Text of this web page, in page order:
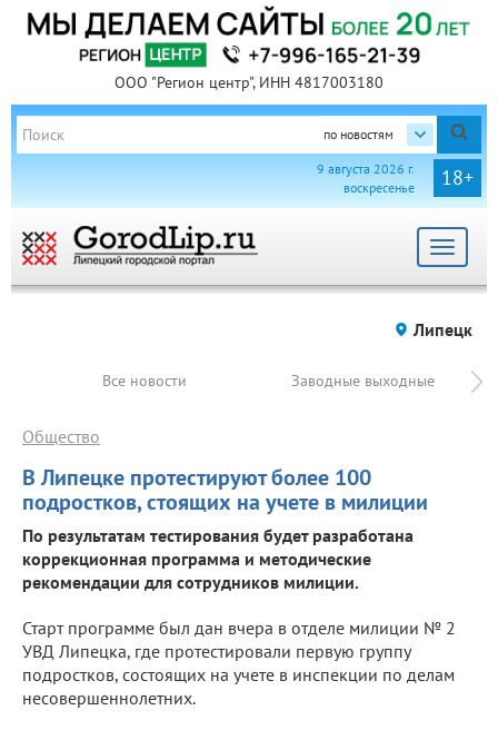
ООО "Регион центр", ИНН 4817003180
по новостям
18+
9 августа 2026 г.
воскресенье
Toggle
Липецк
Все новости Заводные выходные
В Липецке протестируют более 100
подростков, стоящих на учете в милиции
Общество
По результатам тестирования будет разработана
коррекционная программа и методические
рекомендации для сотрудников милиции.
Старт программе был дан вчера в отделе милиции № 2
УВД Липецка, где протестировали первую группу
подростков, состоящих на учете в инспекции по делам
несовершеннолетних.